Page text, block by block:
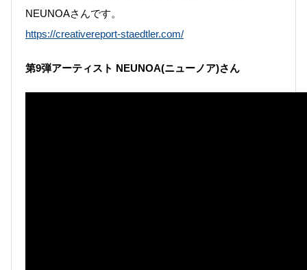
NEUNOAさんです。
https://creativereport-staedtler.com/
第9弾アーティスト NEUNOA(ニューノア)さん